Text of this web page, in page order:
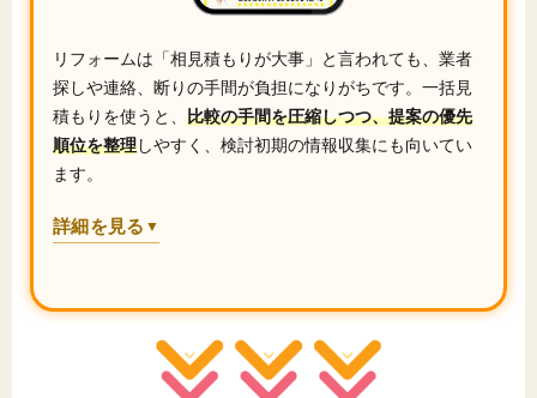
リフォームは「相見積もりが大事」と言われても、業者
探しや連絡、断りの手間が負担になりがちです。一括見
積もりを使うと、 比較の手間を圧縮しつつ、提案の優先
順位を整理しやすく、検討初期の情報収集にも向いてい
ます。
詳細を見る ▼